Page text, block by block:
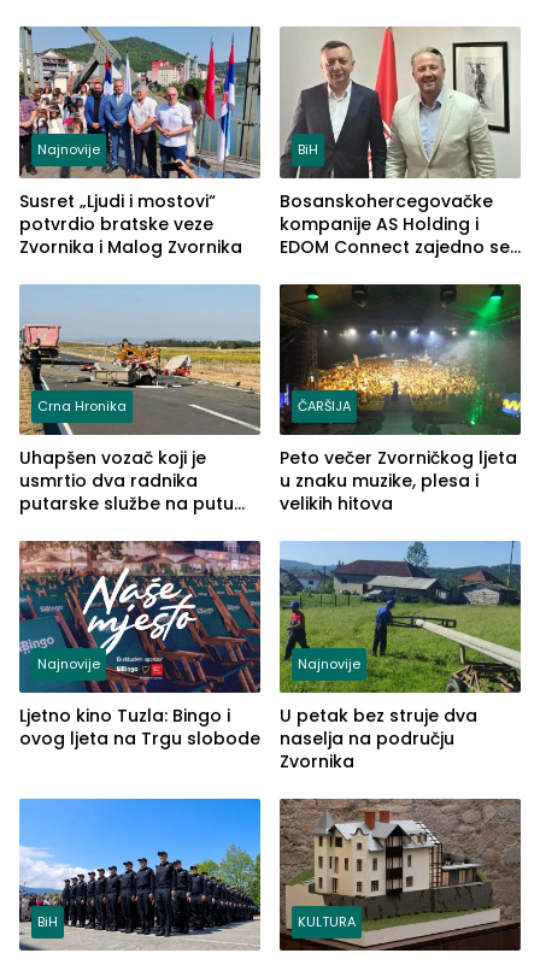
Najnovije
Susret „Ljudi i mostovi“
potvrdio bratske veze
Zvornika i Malog Zvornika
BiH
Bosanskohercegovačke
kompanije AS Holding i
EDOM Connect zajedno se
Crna Hronika
Uhapšen vozač koji je
usmrtio dva radnika
putarske službe na putu
(FOTO)
ČARŠIJA
Peto večer Zvorničkog ljeta
u znaku muzike, plesa i
velikih hitova
Najnovije
Ljetno kino Tuzla: Bingo i
ovog ljeta na Trgu slobode
Najnovije
U petak bez struje dva
naselja na području
Zvornika
BiH KULTURA